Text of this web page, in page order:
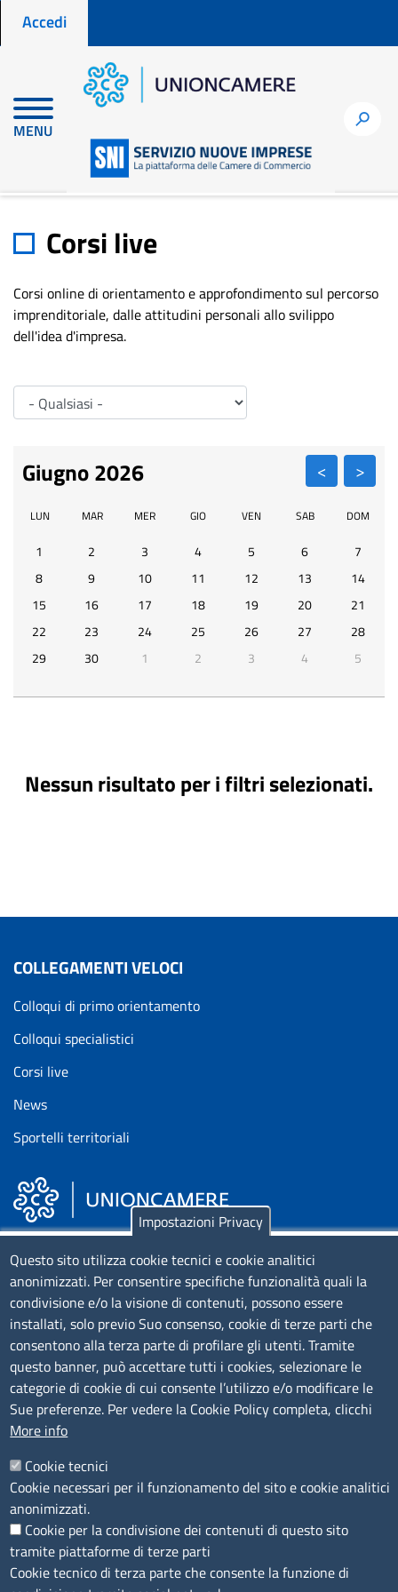
principale
Menu profilo utente
Accedi
MENU
h
Home Corsi live
Corsi live
Corsi online di orientamento e approfondimento sul percorso
imprenditoriale, dalle attitudini personali allo svilippo
dell'idea d'impresa.
Giugno 2026
LUN MAR MER GIO VEN SAB DOM
1 2 3 4 5 6
7
8
9 10 11 12 13
14
15
16 17 18 19 20
21
22
23 24 25 26 27
28
29
30 1 2 3 4 5
Nessun risultato per i filtri selezionati.
COLLEGAMENTI VELOCI
Colloqui di primo orientamento
Colloqui specialistici
Corsi live
News
Sportelli territoriali
Piazza Sallustio, 21 - 00187 Roma
EMAIL: info.sni@unioncamere.it
C.F.: 01484460587
P.Iva: 01000211001
SERVIZIO REALIZZATO DA
SEGUICI SU
Impostazioni Privacy
Questo sito utilizza cookie tecnici e cookie analitici
anonimizzati. Per consentire specifiche funzionalità quali la
condivisione e/o la visione di contenuti, possono essere
installati, solo previo Suo consenso, cookie di terze parti che
consentono alla terza parte di profilare gli utenti. Tramite
questo banner, può accettare tutti i cookies, selezionare le
categorie di cookie di cui consente l’utilizzo e/o modificare le
Sue preferenze. Per vedere la Cookie Policy completa, clicchi
More info
Cookie tecnici
Cookie necessari per il funzionamento del sito e cookie analitici
anonimizzati.
Cookie per la condivisione dei contenuti di questo sito
tramite piattaforme di terze parti
Cookie tecnico di terza parte che consente la funzione di